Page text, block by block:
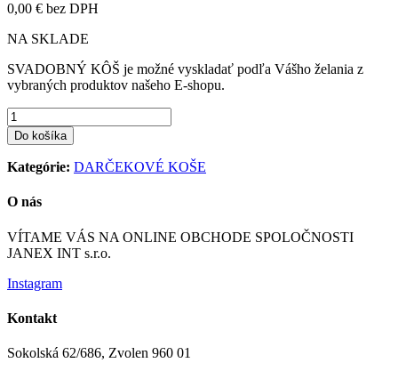
0,00 € bez DPH
NA SKLADE
SVADOBNÝ KÔŠ je možné vyskladať podľa Vášho želania z
vybraných produktov našeho E-shopu.
Do košíka
Kategórie: DARČEKOVÉ KOŠE
O nás
VÍTAME VÁS NA ONLINE OBCHODE SPOLOČNOSTI
JANEX INT s.r.o.
Instagram
Kontakt
Sokolská 62/686, Zvolen 960 01